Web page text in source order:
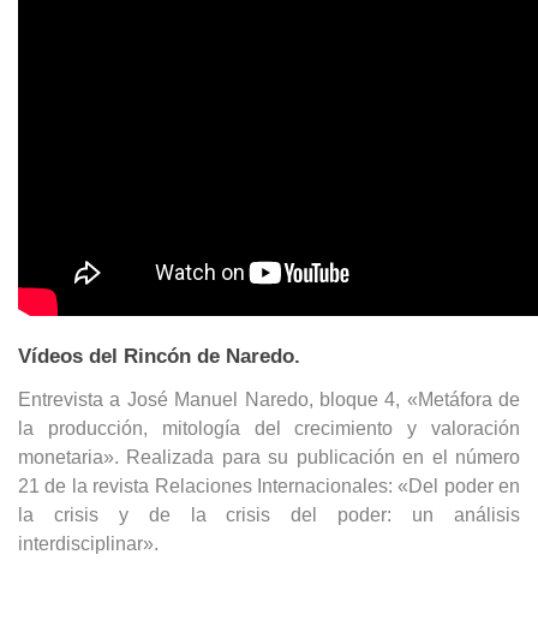
Vídeos del Rincón de Naredo.
Entrevista a José Manuel Naredo, bloque 4, «Metáfora de
la producción, mitología del crecimiento y valoración
monetaria». Realizada para su publicación en el número
21 de la revista Relaciones Internacionales: «Del poder en
la crisis y de la crisis del poder: un análisis
interdisciplinar».